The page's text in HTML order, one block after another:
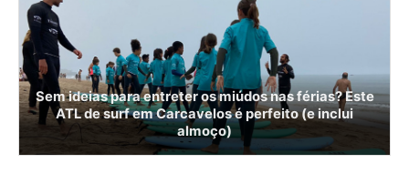
Sem ideias para entreter os miúdos nas férias? Este
ATL de surf em Carcavelos é perfeito (e inclui
almoço)